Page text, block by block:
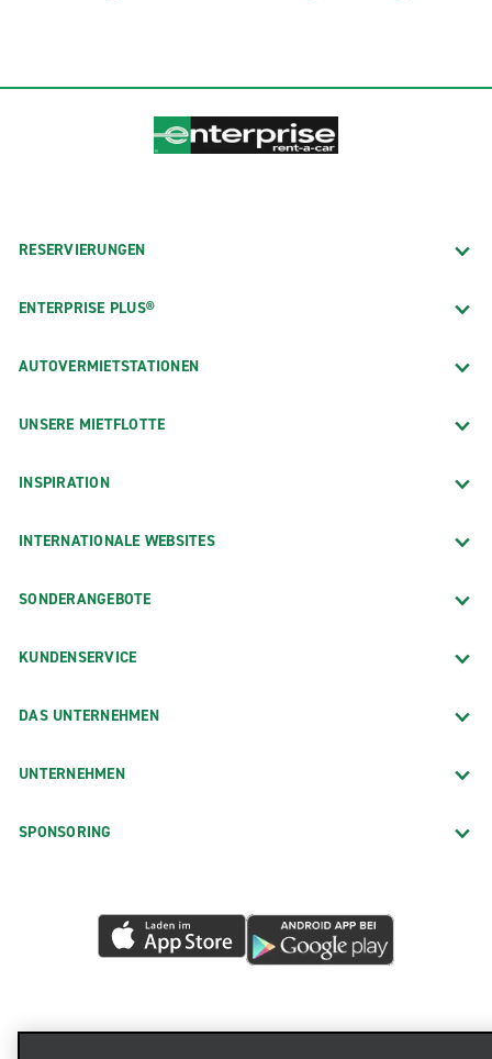
RESERVIERUNGEN
ENTERPRISE PLUS®
AUTOVERMIETSTATIONEN
UNSERE MIETFLOTTE
INSPIRATION
INTERNATIONALE WEBSITES
SONDERANGEBOTE
KUNDENSERVICE
DAS UNTERNEHMEN
UNTERNEHMEN
SPONSORING